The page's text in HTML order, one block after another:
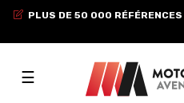
PLUS DE 50 000 RÉFÉRENCES
Toggle
navigation
☰